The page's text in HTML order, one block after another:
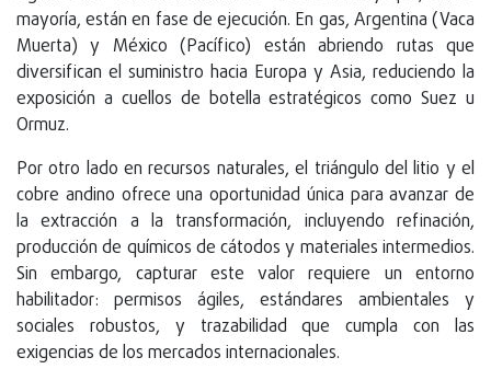
mayoría, están en fase de ejecución. En gas, Argentina (Vaca
Muerta) y México (Pacífico) están abriendo rutas que
diversifican el suministro hacia Europa y Asia, reduciendo la
exposición a cuellos de botella estratégicos como Suez u
Ormuz.
Por otro lado en recursos naturales, el triángulo del litio y el
cobre andino ofrece una oportunidad única para avanzar de
la extracción a la transformación, incluyendo refinación,
producción de químicos de cátodos y materiales intermedios.
Sin embargo, capturar este valor requiere un entorno
habilitador: permisos ágiles, estándares ambientales y
sociales robustos, y trazabilidad que cumpla con las
exigencias de los mercados internacionales.